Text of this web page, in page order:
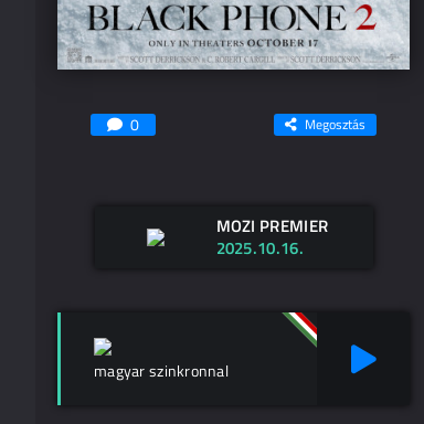
0 Megosztás
MOZI PREMIER
2025.10.16.
magyar szinkronnal